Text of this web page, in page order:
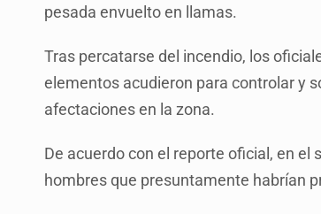
pesada envuelto en llamas.
Tras percatarse del incendio, los
elementos acudieron para controlar y
afectaciones en la zona.
De acuerdo con el reporte oficial, en
hombres que presuntamente habrían